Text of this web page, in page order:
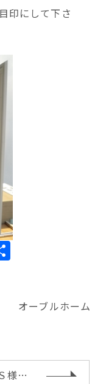
印にして下さ
オーブルホーム
ＫＳ様邸解体工事